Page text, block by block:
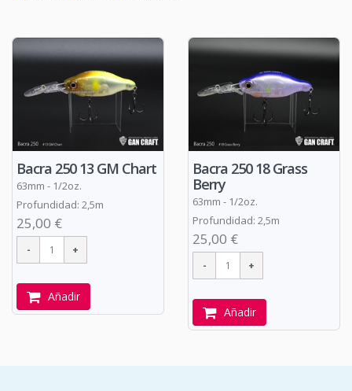
Bacra 250 13 GM Chart
63mm - 1/2oz.
Profundidad: 2,5m
25,00 €
Añadir
Bacra 250 18 Grass
Berry
63mm - 1/2oz.
Profundidad: 2,5m
25,00 €
Añadir